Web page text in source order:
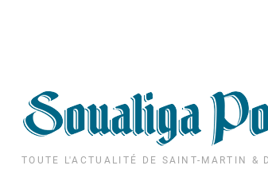
TOUTE L'ACTUALITÉ DE SAINT-MARTIN &